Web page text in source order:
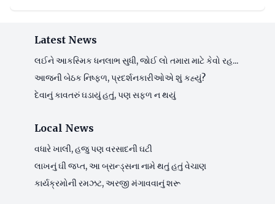
Latest News
લઈને આકસ્મિક ધનલાભ સુધી, જોઈ લો તમારા માટે કેવો રહ...
આજની બેઠક નિષ્ફળ, પ્રદર્શનકારીઓએ શું કહ્યું?
દેવાનું કાવતરું ઘડાયું હતું, પણ સફળ ન થયું
Local News
વધારે ખાલી, હજુ પણ વરસાદની ઘટી
લાખનું ઘી જપ્ત, આ બ્રાન્ડ્સના નામે થતું હતું વેચાણ
કાર્યક્રમોની રમઝટ, અરજી મંગાવવાનું શરૂ